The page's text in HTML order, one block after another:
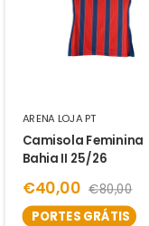
ARENA LOJA PT
Camisola Feminina
Bahia II 25/26
€40,00 €80,00
PORTES GRÁTIS